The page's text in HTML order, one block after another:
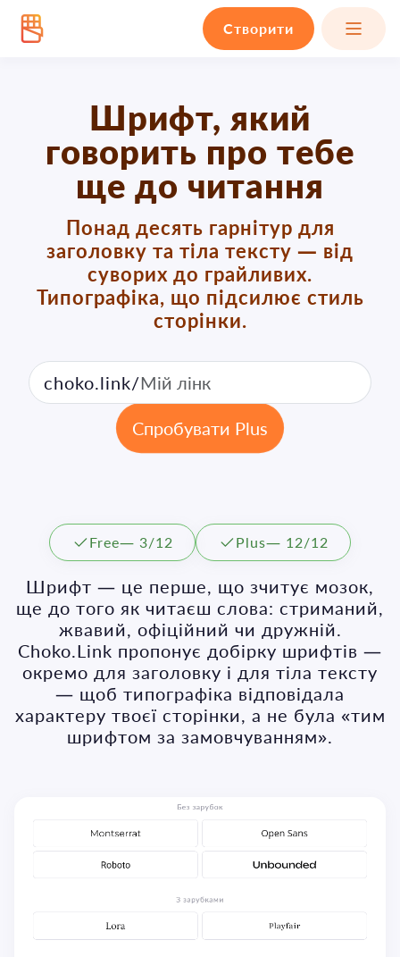
Створити
Шрифт, який
говорить про тебе
ще до читання
Понад десять гарнітур для
заголовку та тіла тексту — від
суворих до грайливих.
Типографіка, що підсилює стиль
сторінки.
choko.link/
Спробувати Plus
Free— 3/12 Plus— 12/12
Шрифт — це перше, що зчитує мозок,
ще до того як читаєш слова: стриманий,
жвавий, офіційний чи дружній.
Choko.Link пропонує добірку шрифтів —
окремо для заголовку і для тіла тексту
— щоб типографіка відповідала
характеру твоєї сторінки, а не була «тим
шрифтом за замовчуванням».